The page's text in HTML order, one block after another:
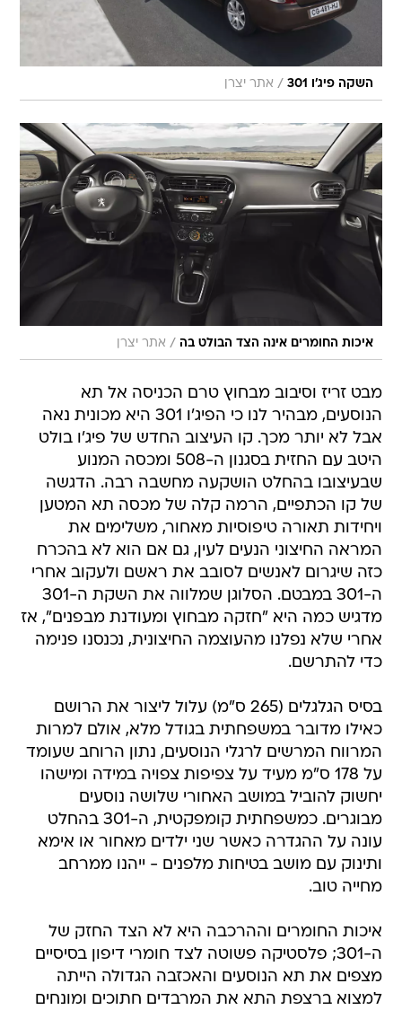
השקה פיג'ו 301 / אתר יצרן
איכות החומרים אינה הצד הבולט בה / אתר יצרן
מבט זריז וסיבוב מבחוץ טרם הכניסה אל תא
הנוסעים, מבהיר לנו כי הפיג'ו 301 היא מכונית נאה
אבל לא יותר מכך. קו העיצוב החדש של פיג'ו בולט
היטב עם החזית בסגנון ה-508 ומכסה המנוע
שבעיצובו בהחלט הושקעה מחשבה רבה. הדגשה
של קו הכתפיים, הרמה קלה של מכסה תא המטען
ויחידות תאורה טיפוסיות מאחור, משלימים את
המראה החיצוני הנעים לעין, גם אם הוא לא בהכרח
כזה שיגרום לאנשים לסובב את ראשם ולעקוב אחרי
ה-301 במבטם. הסלוגן שמלווה את השקת ה-301
מדגיש כמה היא "חזקה מבחוץ ומעודנת מבפנים", אז
אחרי שלא נפלנו מהעוצמה החיצונית, נכנסנו פנימה
כדי להתרשם.
בסיס הגלגלים (265 ס"מ) עלול ליצור את הרושם
כאילו מדובר במשפחתית בגודל מלא, אולם למרות
המרווח המרשים לרגלי הנוסעים, נתון הרוחב שעומד
על 178 ס"מ מעיד על צפיפות צפויה במידה ומישהו
יחשוק להוביל במושב האחורי שלושה נוסעים
מבוגרים. כמשפחתית קומפקטית, ה-301 בהחלט
עונה על ההגדרה כאשר שני ילדים מאחור או אימא
ותינוק עם מושב בטיחות מלפנים - ייהנו ממרחב
מחייה טוב.
איכות החומרים וההרכבה היא לא הצד החזק של
ה-301; פלסטיקה פשוטה לצד חומרי דיפון בסיסיים
מצפים את תא הנוסעים והאכזבה הגדולה הייתה
למצוא ברצפת התא את המרבדים חתוכים ומונחים